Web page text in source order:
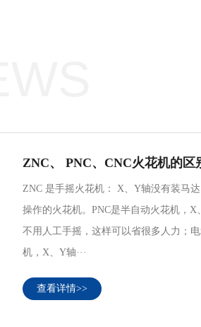
ZNC、 PNC、CNC火花机的区
ZNC 是手摇火花机： X、Y轴没有装马
操作的火花机。PNC是半自动火花机，
不用人工手摇，这样可以省很多人力；
机，X、Y轴···
查看详情>>